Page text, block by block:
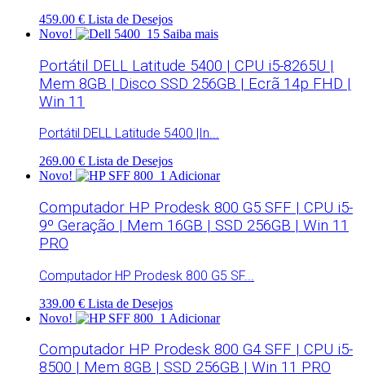
459.00 € Lista de Desejos
Novo!
Saiba mais
Portátil DELL Latitude 5400 | CPU i5-8265U |
Mem 8GB | Disco SSD 256GB | Ecrã 14p FHD |
Win 11
Portátil DELL Latitude 5400 |In...
269.00 € Lista de Desejos
Novo!
Adicionar
Computador HP Prodesk 800 G5 SFF | CPU i5-
9º Geração | Mem 16GB | SSD 256GB | Win 11
PRO
Computador HP Prodesk 800 G5 SF...
339.00 € Lista de Desejos
Novo!
Adicionar
Computador HP Prodesk 800 G4 SFF | CPU i5-
8500 | Mem 8GB | SSD 256GB | Win 11 PRO